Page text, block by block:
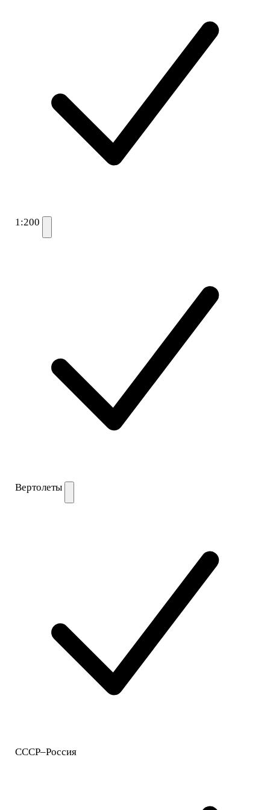
1:200
Вертолеты
СССР–Россия